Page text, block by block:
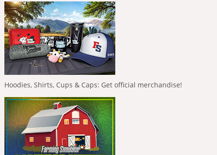
Hoodies, Shirts, Cups & Caps: Get official merchandise!